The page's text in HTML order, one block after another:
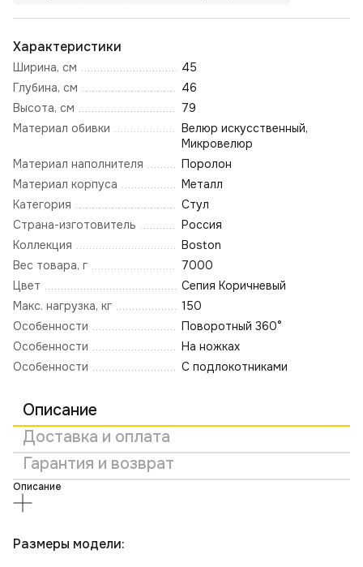
Характеристики
Ширина, см
45
Глубина, см
46
Высота, см
79
Материал обивки
Велюр искусственный,
Микровелюр
Материал наполнителя
Поролон
Материал корпуса
Металл
Категория
Стул
Страна-изготовитель
Россия
Коллекция
Boston
Вес товара, г
7000
Цвет
Сепия Коричневый
Макс. нагрузка, кг
150
Особенности
Поворотный 360°
Особенности
На ножках
Особенности
С подлокотниками
Описание
Доставка и оплата
Гарантия и возврат
Описание
Размеры модели: